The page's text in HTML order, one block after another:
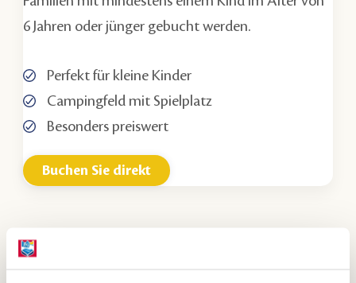
6 Jahren oder jünger gebucht werden.
Perfekt für kleine Kinder
Campingfeld mit Spielplatz
Besonders preiswert
Buchen Sie direkt